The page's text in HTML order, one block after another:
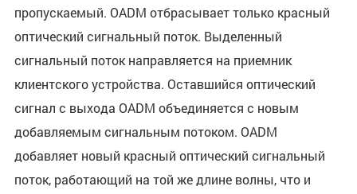
пропускаемый. OADM отбрасывает только красный
оптический сигнальный поток. Выделенный
сигнальный поток направляется на приемник
клиентского устройства. Оставшийся оптический
сигнал с выхода OADM объединяется с новым
добавляемым сигнальным потоком. OADM
добавляет новый красный оптический сигнальный
поток, работающий на той же длине волны, что и